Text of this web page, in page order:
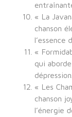
« La
chanson
l’essence
«
qui
dépression.
« Les
chanson
l’énergie